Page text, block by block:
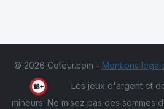
© 2026 Coteur.com - Mentions
Les jeux d'argent et
mineurs. Ne misez pas des sommes